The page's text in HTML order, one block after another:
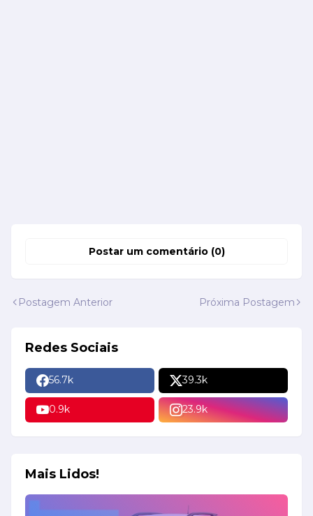
Postar um comentário (0)
Postagem Anterior Próxima Postagem
Redes Sociais
56.7k 39.3k
0.9k 23.9k
Mais Lidos!